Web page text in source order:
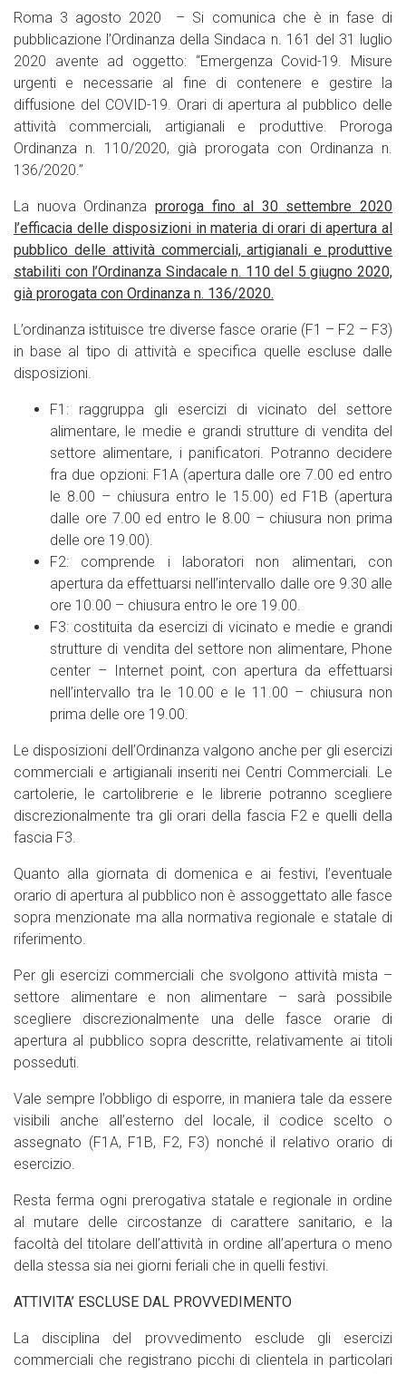
Roma 3 agosto 2020 – Si comunica che è in fase di
pubblicazione l’Ordinanza della Sindaca n. 161 del 31 luglio
2020 avente ad oggetto: “Emergenza Covid-19. Misure
urgenti e necessarie al fine di contenere e gestire la
diffusione del COVID-19. Orari di apertura al pubblico delle
attività commerciali, artigianali e produttive. Proroga
Ordinanza n. 110/2020, già prorogata con Ordinanza n.
136/2020.”
La nuova Ordinanza proroga fino al 30 settembre 2020
l’efficacia delle disposizioni in materia di orari di apertura al
pubblico delle attività commerciali, artigianali e produttive
stabiliti con l’Ordinanza Sindacale n. 110 del 5 giugno 2020,
già prorogata con Ordinanza n. 136/2020.
L’ordinanza istituisce tre diverse fasce orarie (F1 – F2 – F3)
in base al tipo di attività e specifica quelle escluse dalle
disposizioni.
F1: raggruppa gli esercizi di vicinato del settore
alimentare, le medie e grandi strutture di vendita del
settore alimentare, i panificatori. Potranno decidere
fra due opzioni: F1A (apertura dalle ore 7.00 ed entro
le 8.00 – chiusura entro le 15.00) ed F1B (apertura
dalle ore 7.00 ed entro le 8.00 – chiusura non prima
delle ore 19.00).
F2: comprende i laboratori non alimentari, con
apertura da effettuarsi nell’intervallo dalle ore 9.30 alle
ore 10.00 – chiusura entro le ore 19.00.
F3: costituita da esercizi di vicinato e medie e grandi
strutture di vendita del settore non alimentare, Phone
center – Internet point, con apertura da effettuarsi
nell’intervallo tra le 10.00 e le 11.00 – chiusura non
prima delle ore 19.00.
Le disposizioni dell’Ordinanza valgono anche per gli esercizi
commerciali e artigianali inseriti nei Centri Commerciali. Le
cartolerie, le cartolibrerie e le librerie potranno scegliere
discrezionalmente tra gli orari della fascia F2 e quelli della
fascia F3.
Quanto alla giornata di domenica e ai festivi, l’eventuale
orario di apertura al pubblico non è assoggettato alle fasce
sopra menzionate ma alla normativa regionale e statale di
riferimento.
Per gli esercizi commerciali che svolgono attività mista –
settore alimentare e non alimentare – sarà possibile
scegliere discrezionalmente una delle fasce orarie di
apertura al pubblico sopra descritte, relativamente ai titoli
posseduti.
Vale sempre l’obbligo di esporre, in maniera tale da essere
visibili anche all’esterno del locale, il codice scelto o
assegnato (F1A, F1B, F2, F3) nonché il relativo orario di
esercizio.
Resta ferma ogni prerogativa statale e regionale in ordine
al mutare delle circostanze di carattere sanitario, e la
facoltà del titolare dell’attività in ordine all’apertura o meno
della stessa sia nei giorni feriali che in quelli festivi.
ATTIVITA’ ESCLUSE DAL PROVVEDIMENTO
La disciplina del provvedimento esclude gli esercizi
commerciali che registrano picchi di clientela in particolari